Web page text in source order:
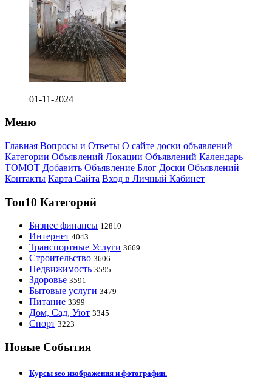
01-11-2024
Меню
Главная Вопросы и Ответы О сайте доски объявлений
Категории Объявлений Локации Объявлений Календарь
ТОМОТ Добавить Объявление Блог Доски Объявлений
Контакты Карта Сайта Вход в Личный Кабинет
Топ10 Категорий
Бизнес финансы 12810
Интернет 4043
Транспортные Услуги 3669
Строительство 3606
Недвижимость 3595
Здоровье 3591
Бытовые услуги 3479
Питание 3399
Дом, Сад, Уют 3345
Спорт 3223
Новые События
Курсы seo изображения и фотографии.